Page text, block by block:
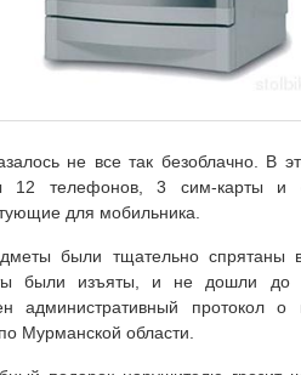
не все так безоблачно. В
12 телефонов, 3 сим-карты и
для мобильника.
были тщательно спрятаны
были изъяты, и не дошли до
административный протокол
Мурманской области.